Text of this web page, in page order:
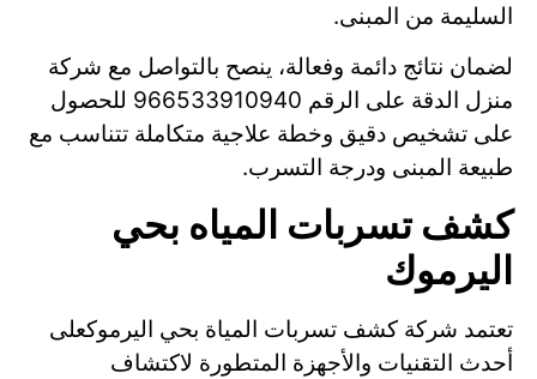
السليمة من المبنى.
لضمان نتائج دائمة وفعالة، ينصح بالتواصل مع شركة
منزل الدقة على الرقم 966533910940 للحصول
على تشخيص دقيق وخطة علاجية متكاملة تتناسب مع
طبيعة المبنى ودرجة التسرب.
كشف تسربات المياه بحي
اليرموك
تعتمد شركة كشف تسربات المياة بحي اليرموكعلى
أحدث التقنيات والأجهزة المتطورة لاكتشاف